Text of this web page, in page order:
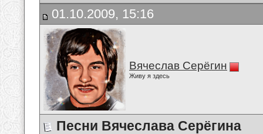
01.10.2009, 15:16
Вячеслав Серёгин
Живу я здесь
Песни Вячеслава Серёгина